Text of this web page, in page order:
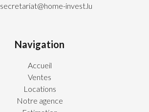
secretariat@home-invest.lu
Navigation
Accueil
Ventes
Locations
Notre agence